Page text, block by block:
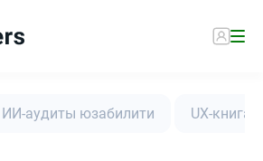
ИИ-аудиты юзабилити UX-книга